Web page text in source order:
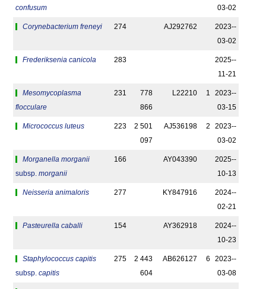
confusum
03-02
Corynebacterium freneyi 274 AJ292762
2023-­
03-02
Frederiksenia canicola 283
2025-­
11-21
Mesomycoplasma
flocculare
231
778
866
L22210 1
2023-­
03-15
Micrococcus luteus 223
2 501
097
AJ536198 2
2023-­
03-02
Morganella morganii
subsp. morganii
166 AY043390
2025-­
10-13
Neisseria animaloris 277 KY847916
2024-­
02-21
Pasteurella caballi 154 AY362918
2024-­
10-23
Staphylococcus capitis
subsp. capitis
275
2 443
604
AB626127 6
2023-­
03-08